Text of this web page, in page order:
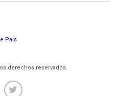
derechos reservados.